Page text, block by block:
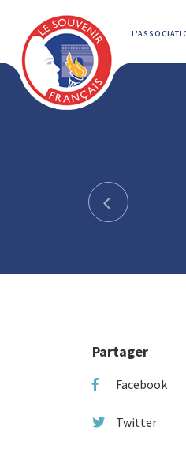
Partager
Facebook
Twitter